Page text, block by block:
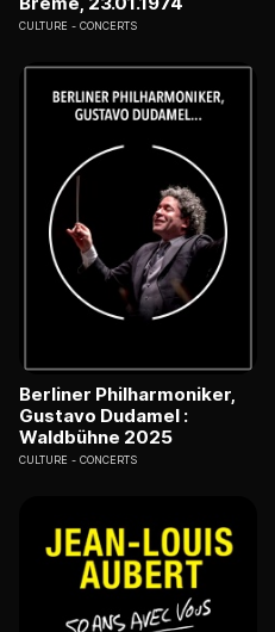
CULTURE CONCERTS
Berliner Philharmoniker,
Gustavo Dudamel :
Waldbühne 2025
CULTURE CONCERTS